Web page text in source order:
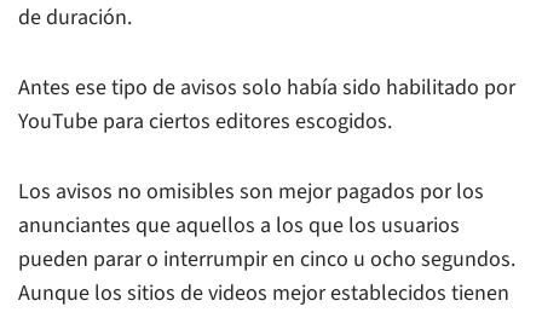
de duración.
Antes ese tipo de avisos solo había sido habilitado por
YouTube para ciertos editores escogidos.
Los avisos no omisibles son mejor pagados por los
anunciantes que aquellos a los que los usuarios
pueden parar o interrumpir en cinco u ocho segundos.
Aunque los sitios de videos mejor establecidos tienen